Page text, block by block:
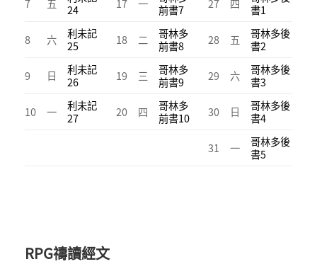
7
五
24
17 一
前書7
27 四
書1
8
六
利未記
25
18 二
哥林多
前書8
28 五
哥林多後
書2
9
日
利未記
26
19 三
哥林多
前書9
29 六
哥林多後
書3
10
一
利未記
27
20 四
哥林多
前書10
30 日
哥林多後
書4
31
一
哥林多後
書5
RPG禱讀經文